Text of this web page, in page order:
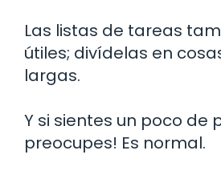
Las listas de tareas
útiles; divídelas en
largas.
Y si sientes un poco de
preocupes! Es normal.